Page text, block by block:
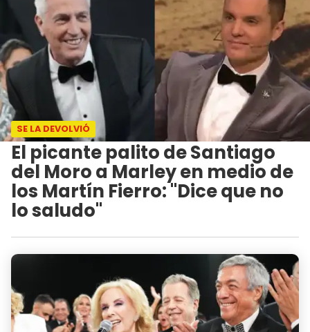
SE LA DEVOLVIÓ
El picante palito de Santiago
del Moro a Marley en medio de
los Martín Fierro: "Dice que no
lo saludo"